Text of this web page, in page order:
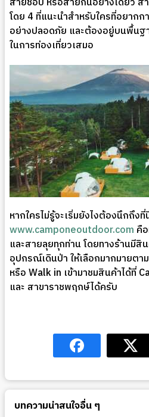
โดย 4 ที่แนะนำสำหรับใครที่อยากก
อย่างปลอดภัย และต้องอยู่บนพื้นฐ
ในการท่องเที่ยวเสมอ
หากใครไม่รู้จะเริ่มยังไงต้องนึกถึงที่
www.camponeoutdoor.com คื
และสายลุยทุกท่าน โดยทางร้านมี
อุปกรณ์เดินป่า ให้เลือกมากมายต
หรือ Walk in เข้ามาชมสินค้าได้ที่
และ สาขาราชพฤกษ์ได้ครับ
บทความน่าสนใจอื่น ๆ